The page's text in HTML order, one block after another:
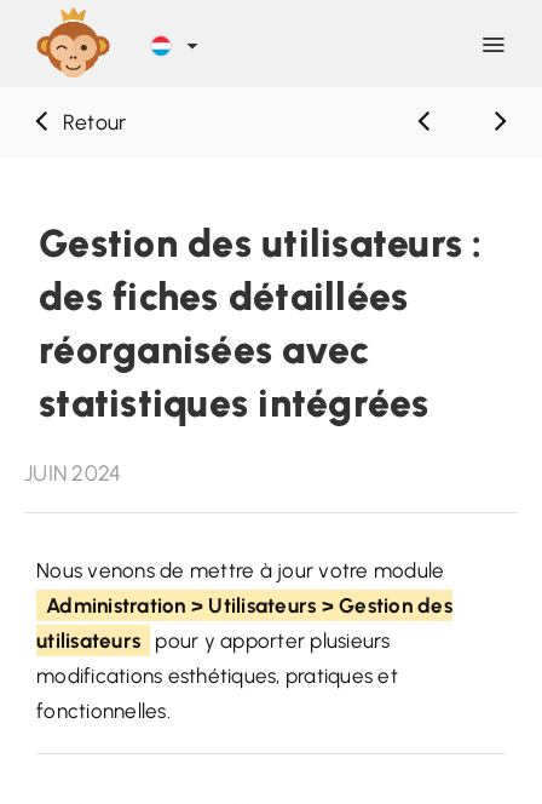
Blog
Aide
Contact
Retour
Gestion des utilisateurs :
des fiches détaillées
réorganisées avec
statistiques intégrées
JUIN 2024
Nous venons de mettre à jour votre module
Administration > Utilisateurs > Gestion des
utilisateurs
pour y apporter plusieurs
modifications esthétiques, pratiques et
fonctionnelles.